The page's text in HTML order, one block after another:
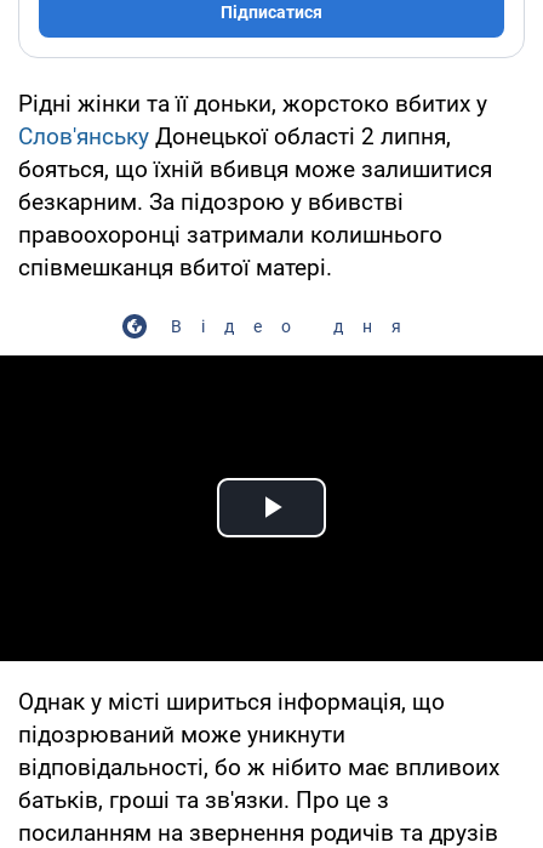
Підписатися
Рідні жінки та її доньки, жорстоко вбитих у
Слов'янську Донецької області 2 липня,
бояться, що їхній вбивця може залишитися
безкарним. За підозрою у вбивстві
правоохоронці затримали колишнього
співмешканця вбитої матері.
Відео дня
Play Video
Однак у місті шириться інформація, що
підозрюваний може уникнути
відповідальності, бо ж нібито має впливоих
батьків, гроші та зв'язки. Про це з
посиланням на звернення родичів та друзів